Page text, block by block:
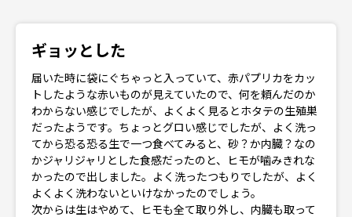
ギョッとした
届いた時に袋にぐちゃっと入っていて、赤パプリカをカッ
トしたような赤いものが見えていたので、何を頼んだのか
わからない感じでしたが、よくよく見るとホタテの生殖巣
だったようです。ちょっとグロい感じでしたが、よく洗っ
てから恐る恐る生で一つ食べてみると、砂？か内臓？なの
かジャリジャリとした食感だったのと、ヒモが噛みきれな
かったので出しました。よく洗ったつもりでしたが、よく
よくよく洗わないといけなかったのでしょう。
次からは生はやめて、ヒモも全て取り外し、内臓も取って